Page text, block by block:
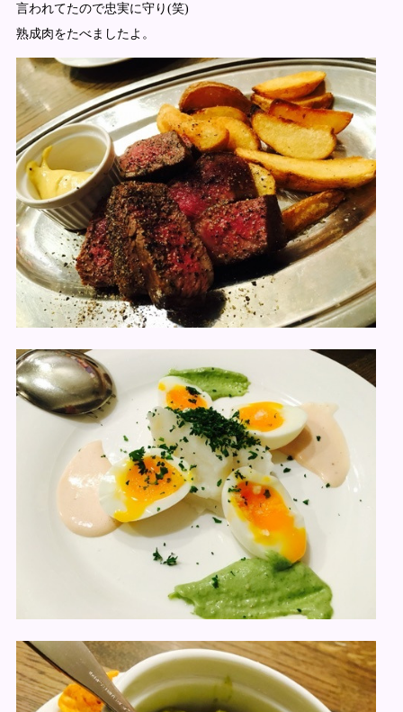
言われてたので忠実に守り(笑)
熟成肉をたべましたよ。